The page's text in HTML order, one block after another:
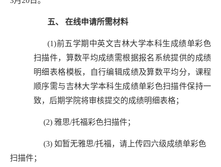
五、 在线申请所需材料
(1)前五学期中英文吉林大学本科生成绩单彩色
扫描件，算数平均成绩需根据报名系统提供的成绩
明细表格模板，自行编辑成绩及算数平均分，课程
顺序需与吉林大学本科生成绩单彩色扫描件保持一
致，后期学院将审核提交的成绩明细表格；
(2) 雅思/托福彩色扫描件；
(3) 如暂无雅思/托福，请上传四六级成绩单彩色
扫描件；